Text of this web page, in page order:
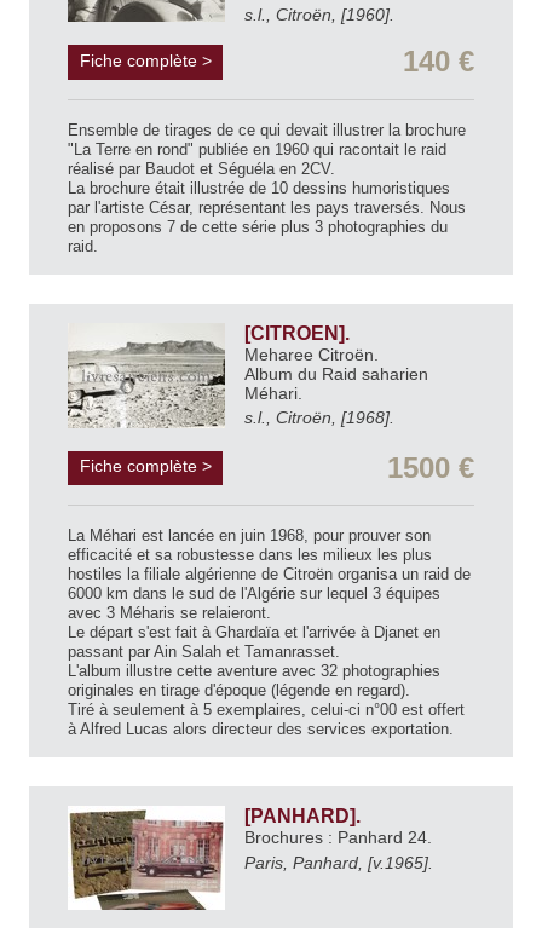
s.l., Citroën, [1960].
Fiche complète > 140 €
Ensemble de tirages de ce qui devait illustrer la brochure
"La Terre en rond" publiée en 1960 qui racontait le raid
réalisé par Baudot et Séguéla en 2CV.
La brochure était illustrée de 10 dessins humoristiques
par l'artiste César, représentant les pays traversés. Nous
en proposons 7 de cette série plus 3 photographies du
raid.
[CITROEN].
Meharee Citroën.
Album du Raid saharien
Méhari.
s.l., Citroën, [1968].
Fiche complète > 1500 €
La Méhari est lancée en juin 1968, pour prouver son
efficacité et sa robustesse dans les milieux les plus
hostiles la filiale algérienne de Citroën organisa un raid de
6000 km dans le sud de l'Algérie sur lequel 3 équipes
avec 3 Méharis se relaieront.
Le départ s'est fait à Ghardaïa et l'arrivée à Djanet en
passant par Ain Salah et Tamanrasset.
L'album illustre cette aventure avec 32 photographies
originales en tirage d'époque (légende en regard).
Tiré à seulement à 5 exemplaires, celui-ci n°00 est offert
à Alfred Lucas alors directeur des services exportation.
[PANHARD].
Brochures : Panhard 24.
Paris, Panhard, [v.1965].